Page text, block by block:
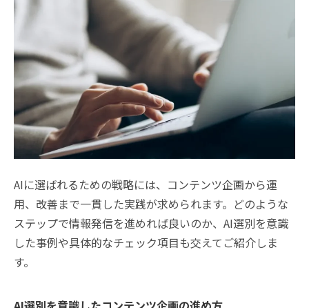
AIに選ばれるための戦略には、コンテンツ企画から運
用、改善まで一貫した実践が求められます。どのような
ステップで情報発信を進めれば良いのか、AI選別を意識
した事例や具体的なチェック項目も交えてご紹介しま
す。